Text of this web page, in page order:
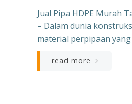
Jual Pipa HDPE Murah
– Dalam dunia
material perpipaan
read more